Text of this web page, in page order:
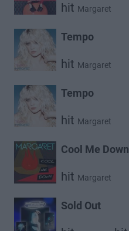
hit Margaret
Tempo
hit Margaret
Tempo
hit Margaret
Cool Me Down
hit Margaret
Sold Out